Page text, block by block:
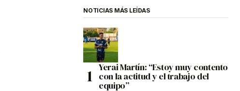
NOTICIAS MÁS LEÍDAS
Yerai Martín: “Estoy muy contento
con la actitud y el trabajo del
equipo”